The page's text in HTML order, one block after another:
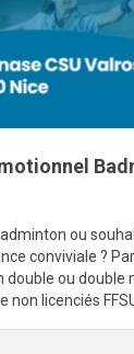
ou
conviviale ?
double ou double
non licenciés